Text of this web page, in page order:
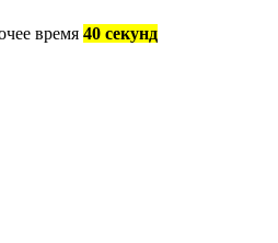
время 40 секунд